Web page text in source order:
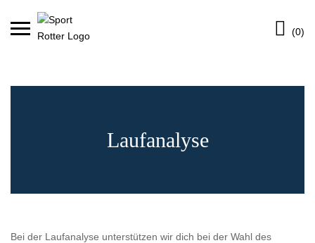
(0)
Laufanalyse
Bei der Laufanalyse unterstützen wir dich bei der Wahl des